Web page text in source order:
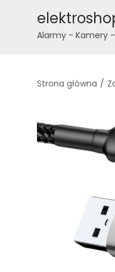
Alarmy - Kamery -
Strona główna /